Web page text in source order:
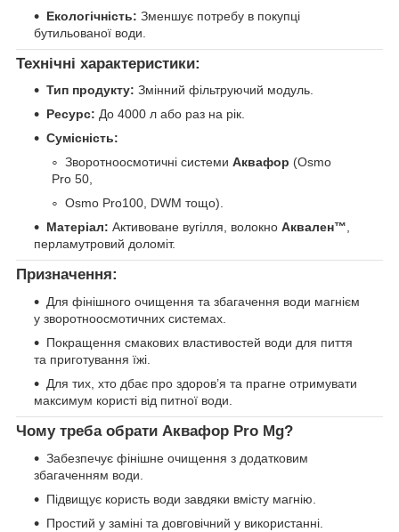
Екологічність: Зменшує потребу в покупці
бутильованої води.
Технічні характеристики:
Тип продукту: Змінний фільтруючий модуль.
Ресурс: До 4000 л або раз на рік.
Сумісність:
Зворотноосмотичні системи Аквафор (Osmo
Pro 50,
Osmo Pro100, DWM тощо).
Матеріал: Активоване вугілля, волокно Аквален™,
перламутровий доломіт.
Призначення:
Для фінішного очищення та збагачення води магнієм
у зворотноосмотичних системах.
Покращення смакових властивостей води для пиття
та приготування їжі.
Для тих, хто дбає про здоров’я та прагне отримувати
максимум користі від питної води.
Чому треба обрати Аквафор Pro Mg?
Забезпечує фінішне очищення з додатковим
збагаченням води.
Підвищує користь води завдяки вмісту магнію.
Простий у заміні та довговічний у використанні.